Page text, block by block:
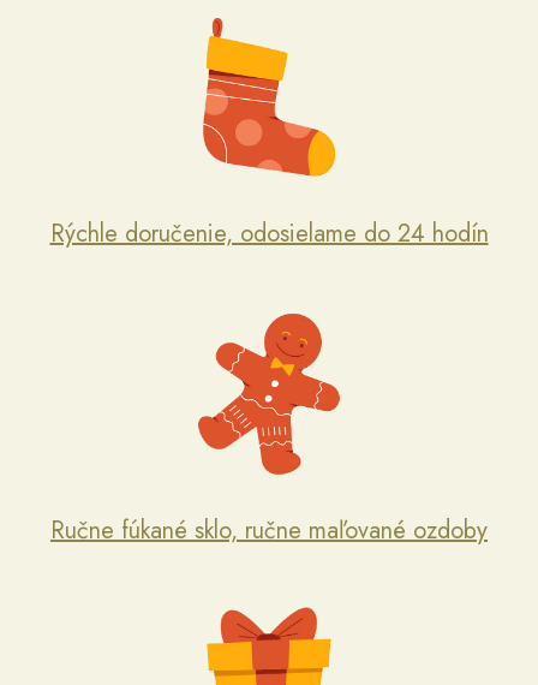
Rýchle doručenie, odosielame do 24 hodín
Ručne fúkané sklo, ručne maľované ozdoby